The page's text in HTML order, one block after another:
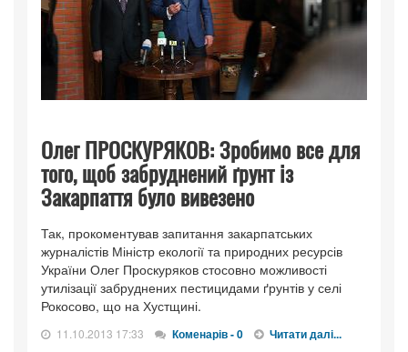
Олег ПРОСКУРЯКОВ: Зробимо все для
того, щоб забруднений ґрунт із
Закарпаття було вивезено
Так, прокоментував запитання закарпатських
журналістів Міністр екології та природних ресурсів
України Олег Проскуряков стосовно можливості
утилізації забруднених пестицидами ґрунтів у селі
Рокосово, що на Хустщині.
11.10.2013 17:33 Коменарів - 0 Читати далі...